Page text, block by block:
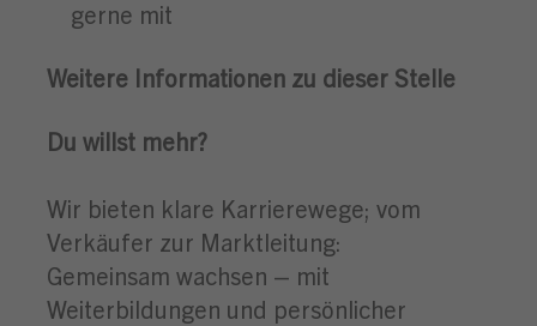
gerne mit
Weitere Informationen zu dieser Stelle
Du willst mehr?
Wir bieten klare Karrierewege; vom
Verkäufer zur Marktleitung:
Gemeinsam wachsen – mit
Weiterbildungen und persönlicher